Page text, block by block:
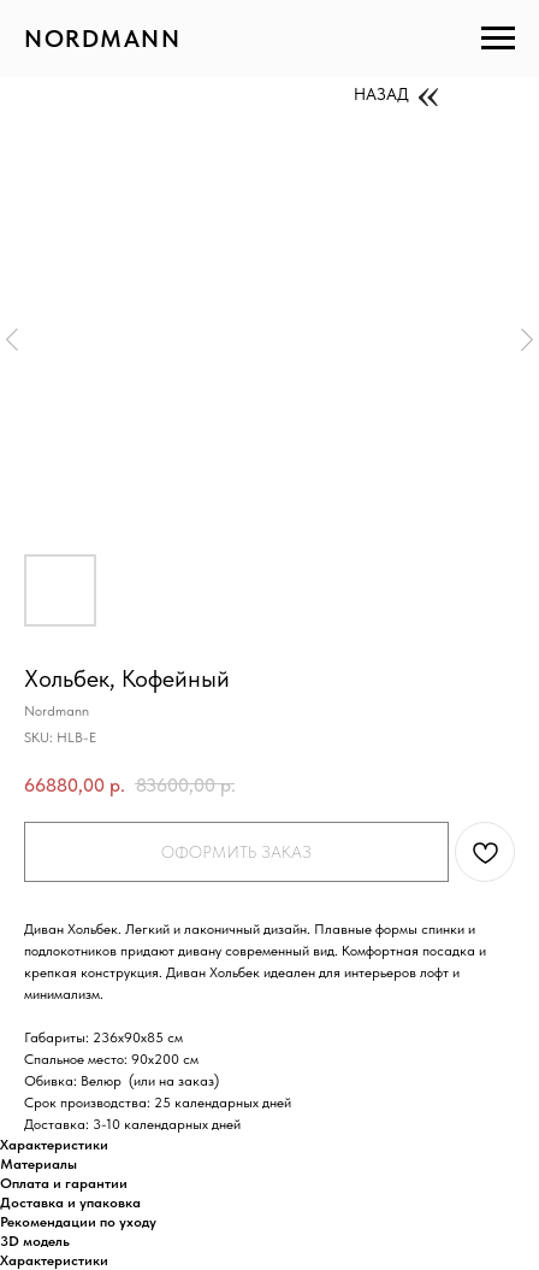
NORDMANN
НАЗАД
Хольбек, Кофейный
Nordmann
SKU: HLB-E
66880,00 р. 83600,00 р.
ОФОРМИТЬ ЗАКАЗ
Диван Хольбек. Легкий и лаконичный дизайн. Плавные формы спинки и
подлокотников придают дивану современный вид. Комфортная посадка и
крепкая конструкция. Диван Хольбек идеален для интерьеров лофт и
минимализм.
Габариты: 236х90х85 см
Спальное место: 90х200 см
Обивка: Велюр (или на заказ)
Срок производства: 25 календарных дней
Доставка: 3-10 календарных дней
Характеристики
Материалы
Оплата и гарантии
Доставка и упаковка
Рекомендации по уходу
3D модель
Характеристики